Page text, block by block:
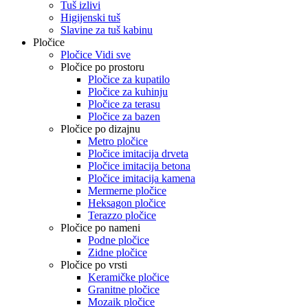
Tuš izlivi
Higijenski tuš
Slavine za tuš kabinu
Pločice
Pločice Vidi sve
Pločice po prostoru
Pločice za kupatilo
Pločice za kuhinju
Pločice za terasu
Pločice za bazen
Pločice po dizajnu
Metro pločice
Pločice imitacija drveta
Pločice imitacija betona
Pločice imitacija kamena
Mermerne pločice
Heksagon pločice
Terazzo pločice
Pločice po nameni
Podne pločice
Zidne pločice
Pločice po vrsti
Keramičke pločice
Granitne pločice
Mozaik pločice